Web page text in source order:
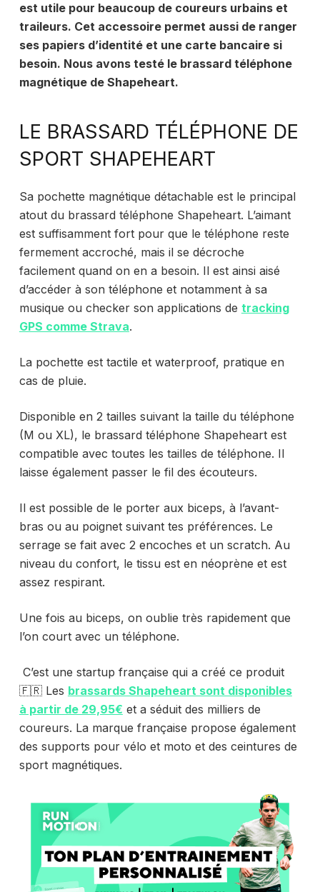
est utile pour beaucoup de coureurs urbains et
traileurs. Cet accessoire permet aussi de ranger
ses papiers d’identité et une carte bancaire si
besoin. Nous avons testé le brassard téléphone
magnétique de Shapeheart.
LE BRASSARD TÉLÉPHONE DE
SPORT SHAPEHEART
Sa pochette magnétique détachable est le principal
atout du brassard téléphone Shapeheart. L’aimant
est suffisamment fort pour que le téléphone reste
fermement accroché, mais il se décroche
facilement quand on en a besoin. Il est ainsi aisé
d’accéder à son téléphone et notamment à sa
musique ou checker son applications de tracking
GPS comme Strava.
La pochette est tactile et waterproof, pratique en
cas de pluie.
Disponible en 2 tailles suivant la taille du téléphone
(M ou XL), le brassard téléphone Shapeheart est
compatible avec toutes les tailles de téléphone. Il
laisse également passer le fil des écouteurs.
Il est possible de le porter aux biceps, à l’avant-
bras ou au poignet suivant tes préférences. Le
serrage se fait avec 2 encoches et un scratch. Au
niveau du confort, le tissu est en néoprène et est
assez respirant.
Une fois au biceps, on oublie très rapidement que
l’on court avec un téléphone.
C’est une startup française qui a créé ce produit
🇫🇷 Les brassards Shapeheart sont disponibles
à partir de 29,95€ et a séduit des milliers de
coureurs. La marque française propose également
des supports pour vélo et moto et des ceintures de
sport magnétiques.